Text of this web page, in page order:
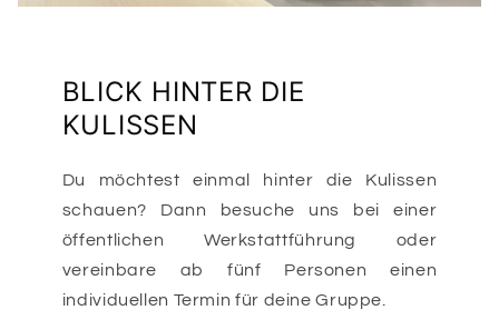
BLICK HINTER DIE
KULISSEN
Du möchtest einmal hinter die Kulissen
schauen? Dann besuche uns bei einer
öffentlichen Werkstattführung oder
vereinbare ab fünf Personen einen
individuellen Termin für deine Gruppe.